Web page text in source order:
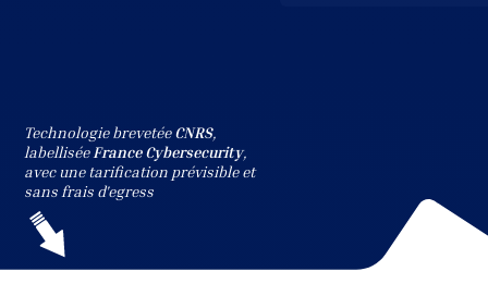
Technologie brevetéeCNRS,
labelliséeFrance Cybersecurity,
avec une tarification prévisible et
sans frais d'egress